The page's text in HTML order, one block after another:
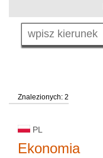
grupa kierunków
system studiów
typ uczelni
Znalezionych: 2
PL
Ekonomia